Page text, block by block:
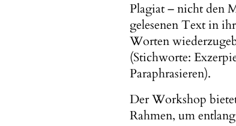
Plagiat – nicht den
gelesenen Text in
Worten
(Stichworte:
Paraphrasieren).
Der Workshop
Rahmen, um